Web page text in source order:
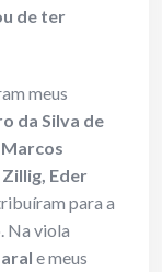
de ter
meus
da Silva de
Marcos
Eder
para a
Na viola
e meus